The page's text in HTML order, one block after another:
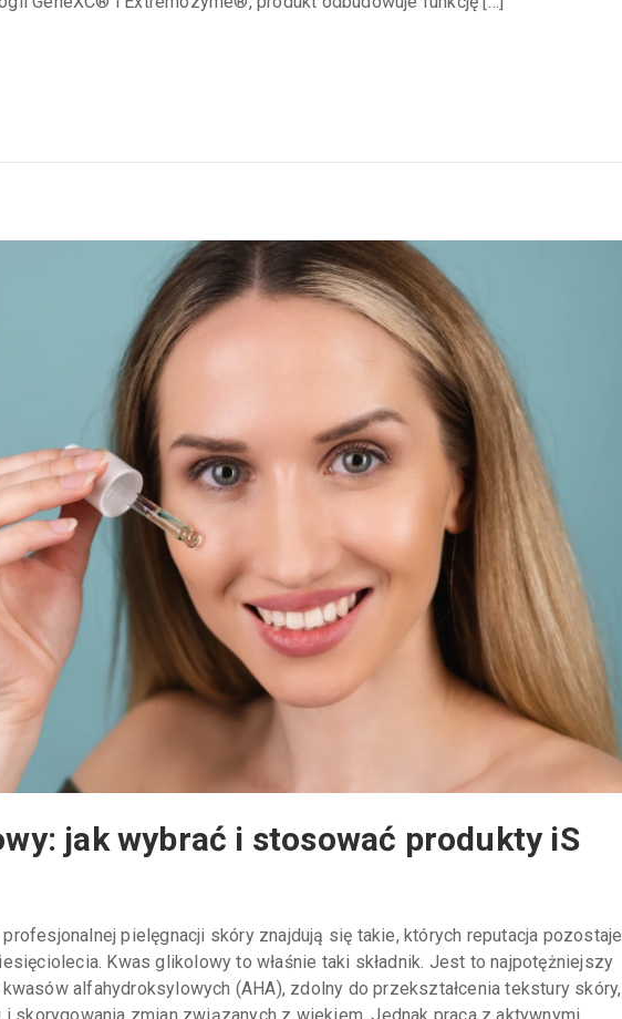
jak wybrać i stosować produkty iS
profesjonalnej pielęgnacji skóry znajdują się takie, których reputacja pozostaje
Kwas glikolowy to właśnie taki składnik. Jest to najpotężniejszy
alfahydroksylowych (AHA), zdolny do przekształcenia tekstury skóry,